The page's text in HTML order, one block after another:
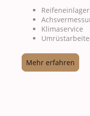
Klimaservice
Mehr erfahren